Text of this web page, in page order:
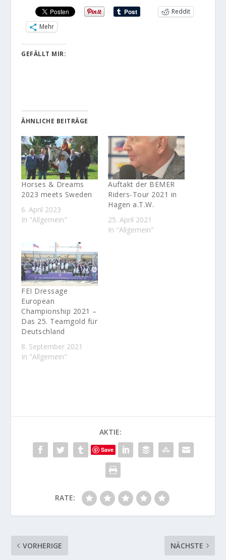
Reddit
Mehr
GEFÄLLT MIR:
ÄHNLICHE BEITRÄGE
Horses & Dreams
2023 meets Sweden
6. April 2023
In "Allgemein"
Auftakt der BEMER
Riders-Tour 2021 in
Hagen a.T.W.
25. April 2021
In "Allgemein"
FEI Dressage
European
Championship 2021 –
Das 25. Teamgold für
Deutschland
8. September 2021
In "Allgemein"
AKTIE:
Save
RATE:
VORHERIGE NÄCHSTE